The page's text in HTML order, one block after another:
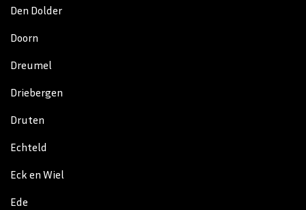
Den Dolder
Doorn
Dreumel
Driebergen
Druten
Echteld
Eck en Wiel
Ede